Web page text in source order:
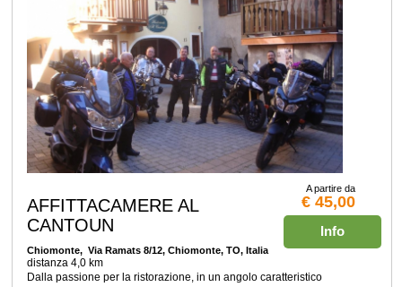
A partire da
€ 45,00
Info
AFFITTACAMERE AL
CANTOUN
Chiomonte, Via Ramats 8/12, Chiomonte, TO, Italia
distanza 4,0 km
Dalla passione per la ristorazione, in un angolo caratteristico